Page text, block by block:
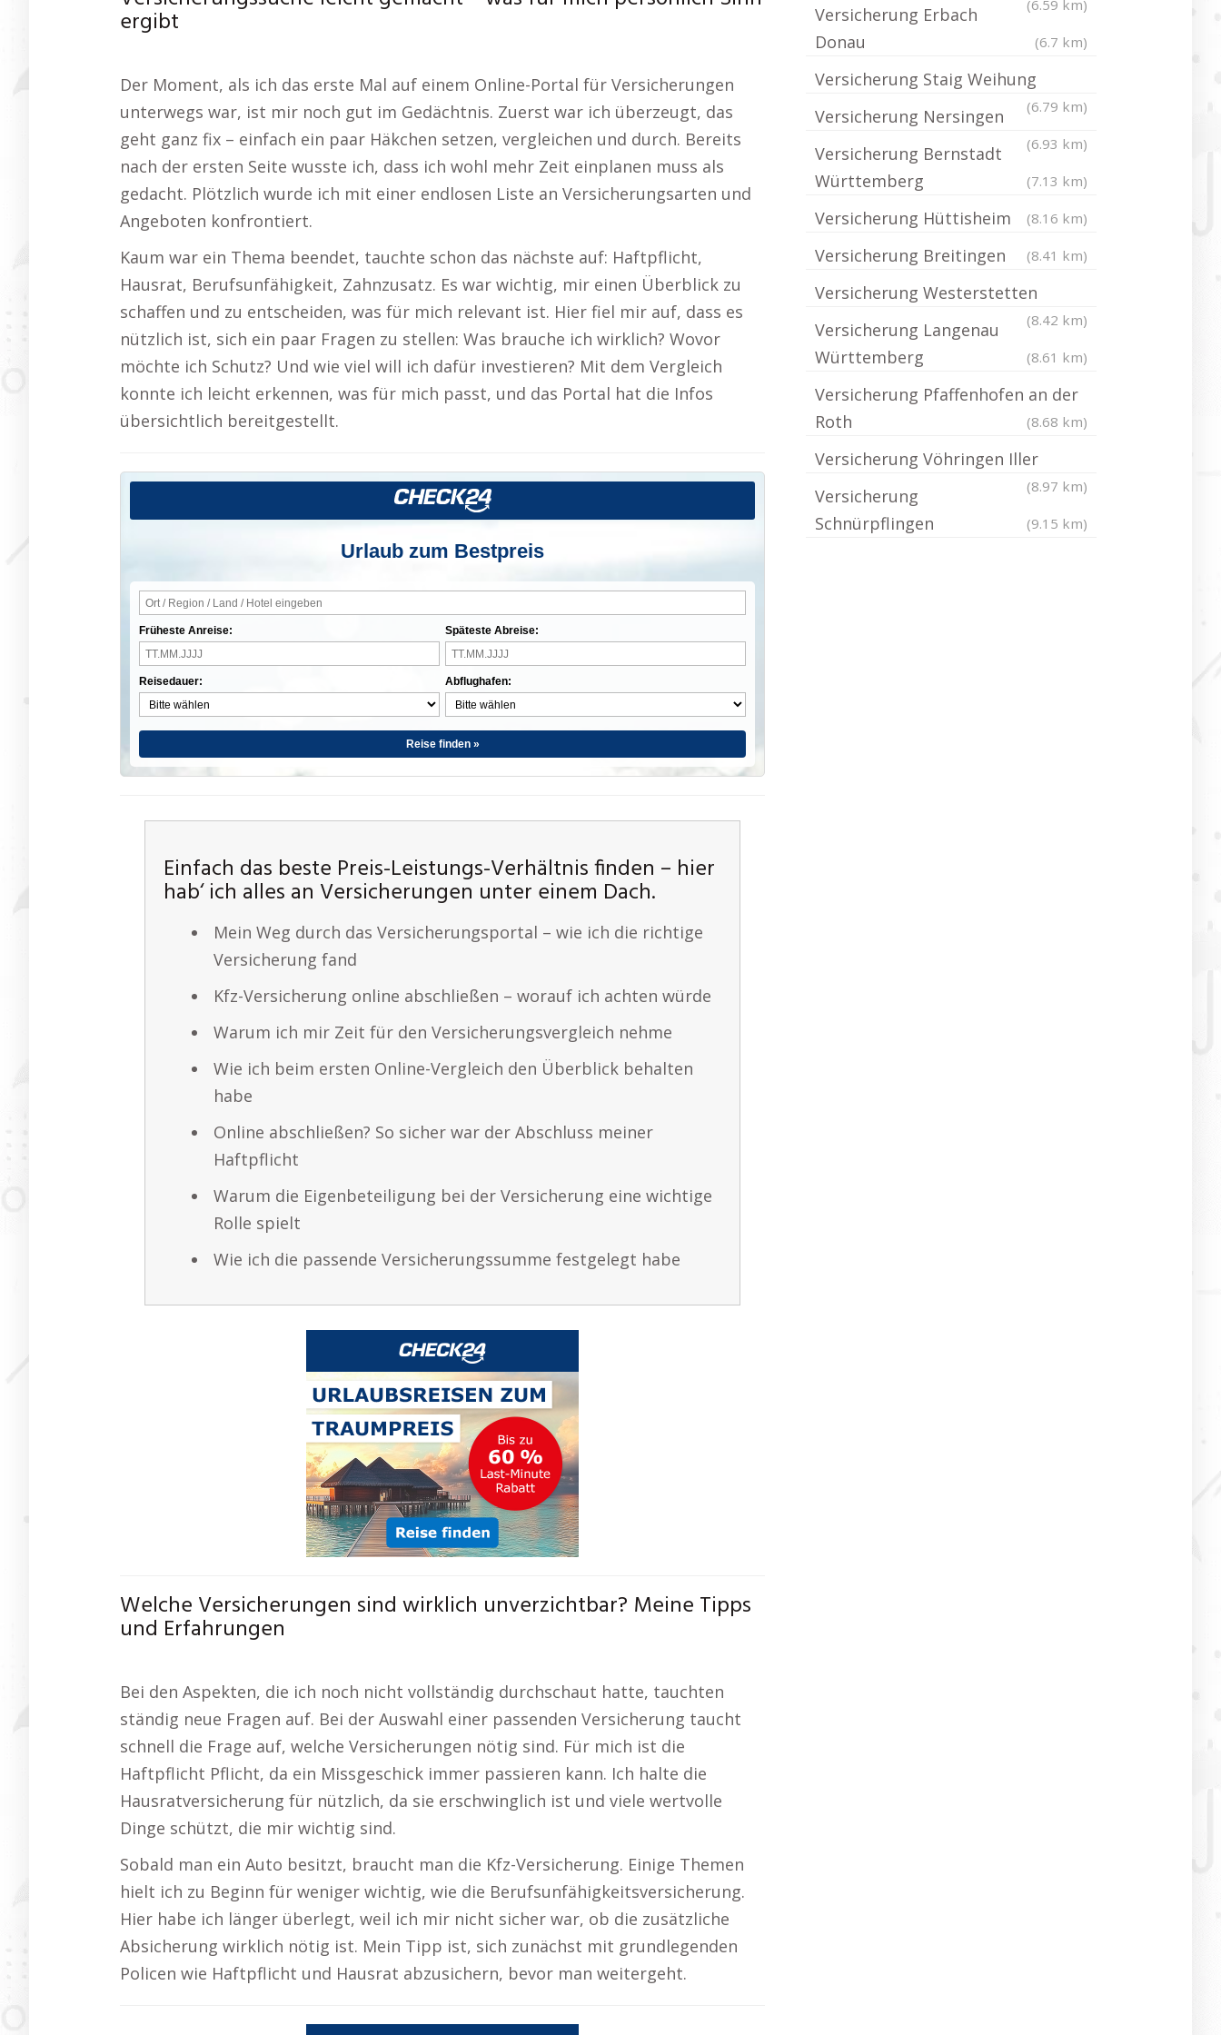
ergibt
Der Moment, als ich das erste Mal auf einem Online-Portal für Versicherungen
unterwegs war, ist mir noch gut im Gedächtnis. Zuerst war ich überzeugt, das
geht ganz fix – einfach ein paar Häkchen setzen, vergleichen und durch. Bereits
nach der ersten Seite wusste ich, dass ich wohl mehr Zeit einplanen muss als
gedacht. Plötzlich wurde ich mit einer endlosen Liste an Versicherungsarten und
Angeboten konfrontiert.
Kaum war ein Thema beendet, tauchte schon das nächste auf: Haftpflicht,
Hausrat, Berufsunfähigkeit, Zahnzusatz. Es war wichtig, mir einen Überblick zu
schaffen und zu entscheiden, was für mich relevant ist. Hier fiel mir auf, dass es
nützlich ist, sich ein paar Fragen zu stellen: Was brauche ich wirklich? Wovor
möchte ich Schutz? Und wie viel will ich dafür investieren? Mit dem Vergleich
konnte ich leicht erkennen, was für mich passt, und das Portal hat die Infos
übersichtlich bereitgestellt.
Urlaub zum Bestpreis
Früheste Anreise:
Reisedauer:
Späteste Abreise:
Abflughafen:
Reise finden »
Einfach das beste Preis-Leistungs-Verhältnis finden – hier
hab‘ ich alles an Versicherungen unter einem Dach.
Mein Weg durch das Versicherungsportal – wie ich die richtige
Versicherung fand
Kfz-Versicherung online abschließen – worauf ich achten würde
Warum ich mir Zeit für den Versicherungsvergleich nehme
Wie ich beim ersten Online-Vergleich den Überblick behalten
habe
Online abschließen? So sicher war der Abschluss meiner
Haftpflicht
Warum die Eigenbeteiligung bei der Versicherung eine wichtige
Rolle spielt
Wie ich die passende Versicherungssumme festgelegt habe
Welche Versicherungen sind wirklich unverzichtbar? Meine Tipps
und Erfahrungen
Bei den Aspekten, die ich noch nicht vollständig durchschaut hatte, tauchten
ständig neue Fragen auf. Bei der Auswahl einer passenden Versicherung taucht
schnell die Frage auf, welche Versicherungen nötig sind. Für mich ist die
Haftpflicht Pflicht, da ein Missgeschick immer passieren kann. Ich halte die
Hausratversicherung für nützlich, da sie erschwinglich ist und viele wertvolle
Dinge schützt, die mir wichtig sind.
Sobald man ein Auto besitzt, braucht man die Kfz-Versicherung. Einige Themen
hielt ich zu Beginn für weniger wichtig, wie die Berufsunfähigkeitsversicherung.
Hier habe ich länger überlegt, weil ich mir nicht sicher war, ob die zusätzliche
Absicherung wirklich nötig ist. Mein Tipp ist, sich zunächst mit grundlegenden
Policen wie Haftpflicht und Hausrat abzusichern, bevor man weitergeht.
(6.59 km)
Versicherung Erbach
Donau
(6.7 km)
Versicherung Staig Weihung
(6.79 km)
Versicherung Nersingen
(6.93 km)
Versicherung Bernstadt
Württemberg
(7.13 km)
Versicherung Hüttisheim (8.16 km)
Versicherung Breitingen (8.41 km)
Versicherung Westerstetten
(8.42 km)
Versicherung Langenau
Württemberg
(8.61 km)
Versicherung Pfaffenhofen an der
Roth
(8.68 km)
Versicherung Vöhringen Iller
(8.97 km)
Versicherung
Schnürpflingen
(9.15 km)